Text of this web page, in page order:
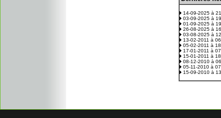
14-09-2025 à
03-09-2025 à
01-09-2025 à
26-08-2025 à
03-08-2025 à
13-02-2011 à
05-02-2011 à
17-01-2011 à
15-01-2011 à
08-12-2010 à
05-11-2010 à
15-09-2010 à